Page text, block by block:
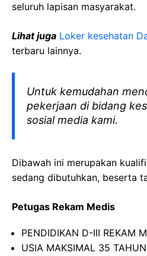
seluruh lapisan masyarakat.
Lihat juga Loker kesehatan
terbaru lainnya.
Untuk kemudahan
pekerjaan di bidang
sosial media kami.
Dibawah ini merupakan
sedang dibutuhkan, beserta
Petugas Rekam Medis
PENDIDIKAN D-III REKAM
USIA MAKSIMAL 35 TAHUN